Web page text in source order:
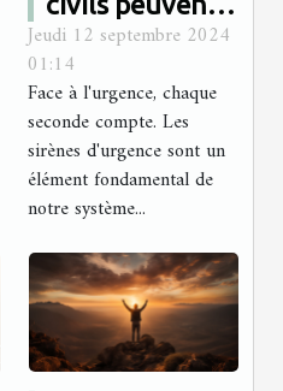
réagir aux
différents
signaux de
sirènes
d'urgence
Jeudi 12 septembre 2024
01:14
Face à l'urgence, chaque
seconde compte. Les
sirènes d'urgence sont un
élément fondamental de
notre système...